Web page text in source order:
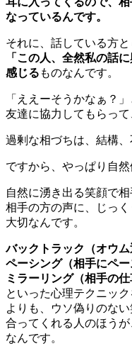
なっているんです。
それに、話している方と
「この人、全然私の話
感じる ものなんです。
「ええーそうかなぁ？
友達に協力してもらって
過剰な相づちは、結構
ですから、やっぱり自然
自然に湧き出る笑顔で相
相手の方の声に、じっ
大切なんです。
バックトラック（オウム
ペーシング（相手にペー
ミラーリング（相手の
といった心理テクニッ
よりも、ウソ偽りのな
合ってくれる人のほう
なんです。